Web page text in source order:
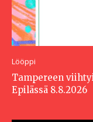
Lööppi
Tampereen
Epilässä 8.8.2026